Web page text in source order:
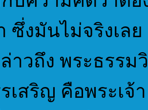
ซึ่งมันไม่จริงเ
าวถึง พระธรร
เสริญ คือพระเจ้